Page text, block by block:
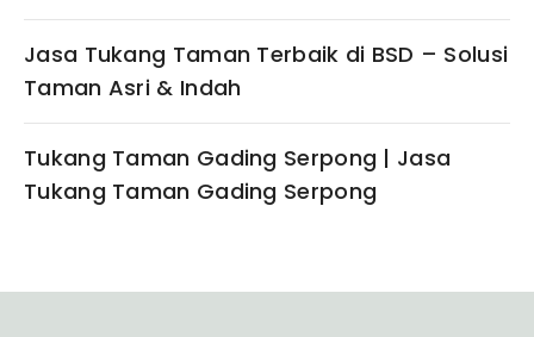
Jasa Tukang Taman Terbaik di BSD – Solusi
Taman Asri & Indah
Tukang Taman Gading Serpong | Jasa
Tukang Taman Gading Serpong